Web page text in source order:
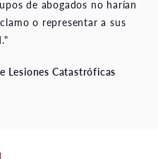
Lesiones Catastróficas